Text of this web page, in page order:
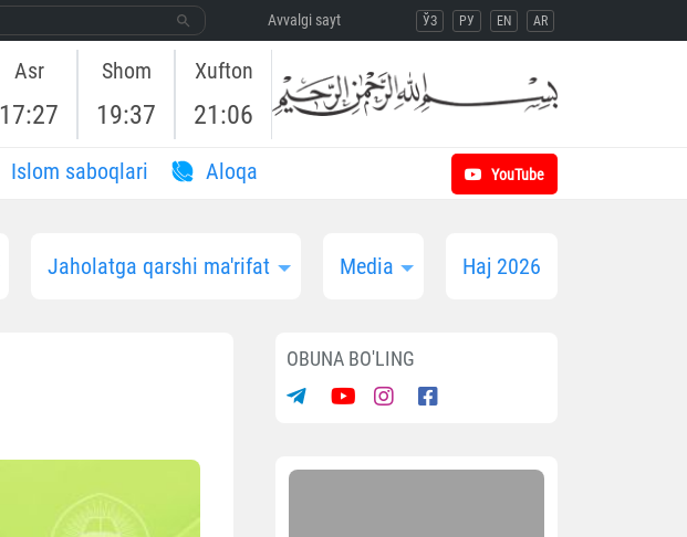
Avvalgi sayt ЎЗ РУ EN AR
Asr
17:27
Shom
19:37
Xufton
21:06
Islom saboqlari Aloqa YouTube
Jaholatga qarshi ma'rifat Media Haj 2026
OBUNA BO'LING